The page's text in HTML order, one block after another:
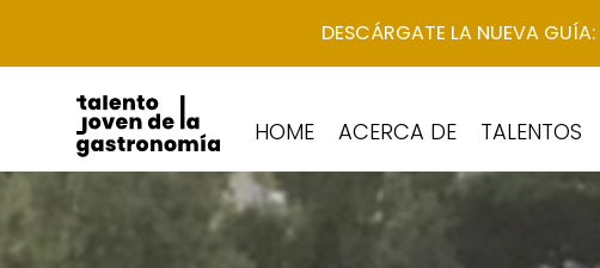
DESCÁRGATE LA NUEVA GUÍA:
HOME ACERCA DE TALENTOS